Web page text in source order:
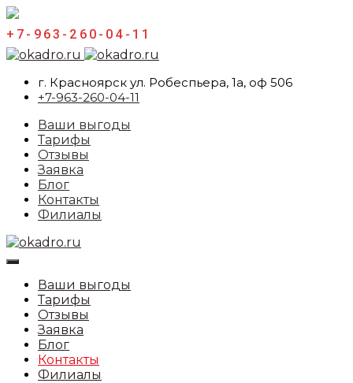
+7-963-260-04-11
г. Красноярск ул. Робеспьера, 1а, оф 506
+7-963-260-04-11
Ваши выгоды
Тарифы
Отзывы
Заявка
Блог
Контакты
Филиалы
Ваши выгоды
Тарифы
Отзывы
Заявка
Блог
Контакты
Филиалы